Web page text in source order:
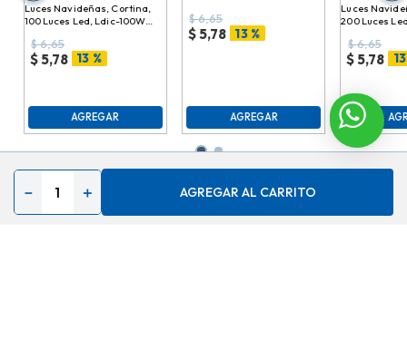
＋
－ AGREGAR AL CARRITO
Luces Navideñas, Cortina,
100 Luces Led, Ldic-100Ww
$6,65
$5,78 13 %
AGREGAR
$6,65
$5,78 13 %
AGREGAR
Luces
200 Luces
$6,65
$5,78
Contáctenos